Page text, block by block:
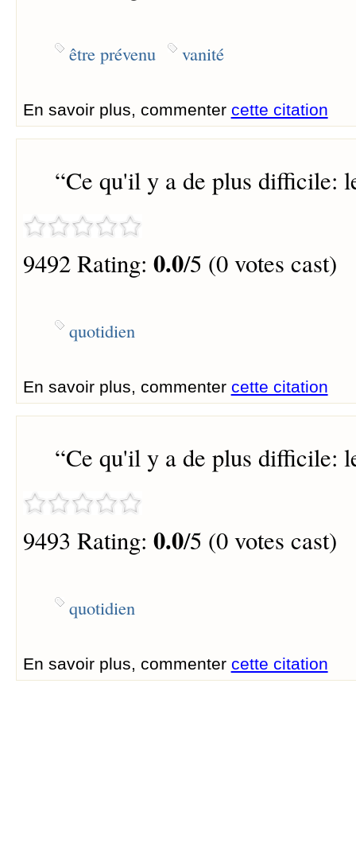
être prévenu vanité
En savoir plus, commenter cette citation
“Ce qu'il y a de plus difficile:
9492 Rating: 0.0/5 (0 votes cast)
quotidien
En savoir plus, commenter cette citation
“Ce qu'il y a de plus difficile:
9493 Rating: 0.0/5 (0 votes cast)
quotidien
En savoir plus, commenter cette citation